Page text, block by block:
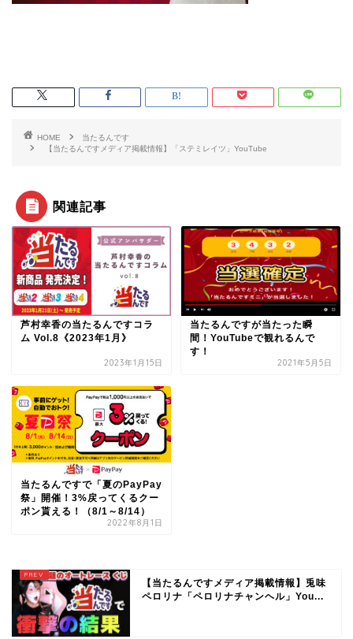
HOME
当たるんです
【当たるんですメディア掲載情報】「ステミレイツ」YouTube
関連記事
芦村幸香の当たるんですコラ
ム Vol.8《2023年1月》
2023年1月15日
当たるんですが当たった瞬
間！YouTubeで観れるんで
す！
2021年5月5日
当たるんですで「夏のPayPay
祭」開催！3%戻ってくるクー
ポン貰える！（8/1～8/14）
2022年8月1日
【当たるんですメディア掲載情報】兎味
ペロリナ「ペロリナチャンヘル」You...